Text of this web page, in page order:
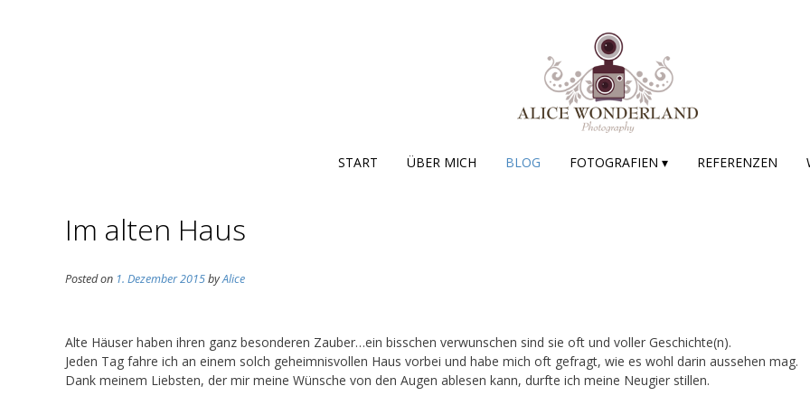
START ÜBER MICH BLOG FOTOGRAFIEN ▾ REFERENZEN
Im alten Haus
Posted on 1. Dezember 2015byAlice
Alte Häuser haben ihren ganz besonderen Zauber…ein bisschen verwunschen sind sie oft und voller Geschichte(n).
Jeden Tag fahre ich an einem solch geheimnisvollen Haus vorbei und habe mich oft gefragt, wie es wohl darin aussehen mag.
Dank meinem Liebsten, der mir meine Wünsche von den Augen ablesen kann, durfte ich meine Neugier stillen.